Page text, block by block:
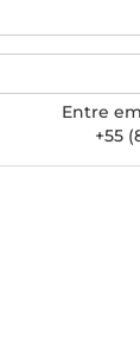
Entre
+55